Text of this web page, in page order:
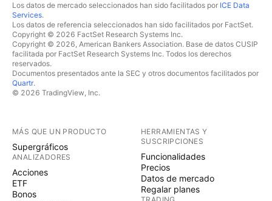
Los datos de mercado seleccionados han sido facilitados por ICE Data
Services.
Los datos de referencia seleccionados han sido facilitados por FactSet.
Copyright © 2026 FactSet Research Systems Inc.
Copyright © 2026, American Bankers Association. Base de datos CUSIP
facilitada por FactSet Research Systems Inc. Todos los derechos
reservados.
Documentos presentados ante la SEC y otros documentos facilitados por
Quartr.
© 2026 TradingView, Inc.
MÁS QUE UN PRODUCTO
Supergráficos
ANALIZADORES
Acciones
ETF
Bonos
HERRAMIENTAS Y
SUSCRIPCIONES
Funcionalidades
Precios
Datos de mercado
Regalar planes